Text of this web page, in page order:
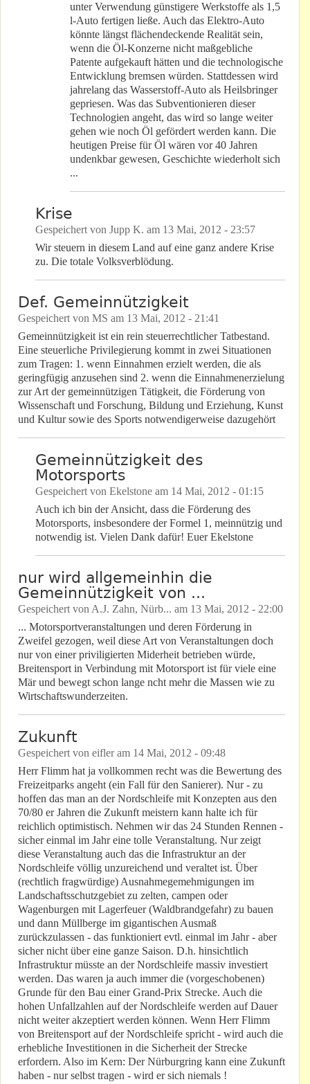
unter Verwendung günstigere Werkstoffe als 1,5
l-Auto fertigen ließe. Auch das Elektro-Auto
könnte längst flächendeckende Realität sein,
wenn die Öl-Konzerne nicht maßgebliche
Patente aufgekauft hätten und die technologische
Entwicklung bremsen würden. Stattdessen wird
jahrelang das Wasserstoff-Auto als Heilsbringer
gepriesen. Was das Subventionieren dieser
Technologien angeht, das wird so lange weiter
gehen wie noch Öl gefördert werden kann. Die
heutigen Preise für Öl wären vor 40 Jahren
undenkbar gewesen, Geschichte wiederholt sich
...
Krise
Gespeichert von Jupp K. am 13 Mai, 2012 - 23:57
Wir steuern in diesem Land auf eine ganz andere Krise
zu. Die totale Volksverblödung.
Def. Gemeinnützigkeit
Gespeichert von MS am 13 Mai, 2012 - 21:41
Gemeinnützigkeit ist ein rein steuerrechtlicher Tatbestand.
Eine steuerliche Privilegierung kommt in zwei Situationen
zum Tragen: 1. wenn Einnahmen erzielt werden, die als
geringfügig anzusehen sind 2. wenn die Einnahmenerzielung
zur Art der gemeinnützigen Tätigkeit, die Förderung von
Wissenschaft und Forschung, Bildung und Erziehung, Kunst
und Kultur sowie des Sports notwendigerweise dazugehört
Gemeinnützigkeit des
Motorsports
Gespeichert von Ekelstone am 14 Mai, 2012 - 01:15
Auch ich bin der Ansicht, dass die Förderung des
Motorsports, insbesondere der Formel 1, meinnützig und
notwendig ist. Vielen Dank dafür! Euer Ekelstone
nur wird allgemeinhin die
Gemeinnützigkeit von ...
Gespeichert von A.J. Zahn, Nürb... am 13 Mai, 2012 - 22:00
... Motorsportveranstaltungen und deren Förderung in
Zweifel gezogen, weil diese Art von Veranstaltungen doch
nur von einer priviligierten Miderheit betrieben würde,
Breitensport in Verbindung mit Motorsport ist für viele eine
Mär und bewegt schon lange ncht mehr die Massen wie zu
Wirtschaftswunderzeiten.
Zukunft
Gespeichert von eifleram 14 Mai, 2012 - 09:48
Herr Flimm hat ja vollkommen recht was die Bewertung des
Freizeitparks angeht (ein Fall für den Sanierer). Nur - zu
hoffen das man an der Nordschleife mit Konzepten aus den
70/80 er Jahren die Zukunft meistern kann halte ich für
reichlich optimistisch. Nehmen wir das 24 Stunden Rennen -
sicher einmal im Jahr eine tolle Veranstaltung. Nur zeigt
diese Veranstaltung auch das die Infrastruktur an der
Nordschleife völlig unzureichend und veraltet ist. Über
(rechtlich fragwürdige) Ausnahmegemehmigungen im
Landschaftsschutzgebiet zu zelten, campen oder
Wagenburgen mit Lagerfeuer (Waldbrandgefahr) zu bauen
und dann Müllberge im gigantischen Ausmaß
zurückzulassen - das funktioniert evtl. einmal im Jahr - aber
sicher nicht über eine ganze Saison. D.h. hinsichtlich
Infrastruktur müsste an der Nordschleife massiv investiert
werden. Das waren ja auch immer die (vorgeschobenen)
Grunde für den Bau einer Grand-Prix Strecke. Auch die
hohen Unfallzahlen auf der Nordschleife werden auf Dauer
nicht weiter akzeptiert werden können. Wenn Herr Flimm
von Breitensport auf der Nordschleife spricht - wird auch die
erhebliche Investitionen in die Sicherheit der Strecke
erfordern. Also im Kern: Der Nürburgring kann eine Zukunft
haben - nur selbst tragen - wird er sich niemals !